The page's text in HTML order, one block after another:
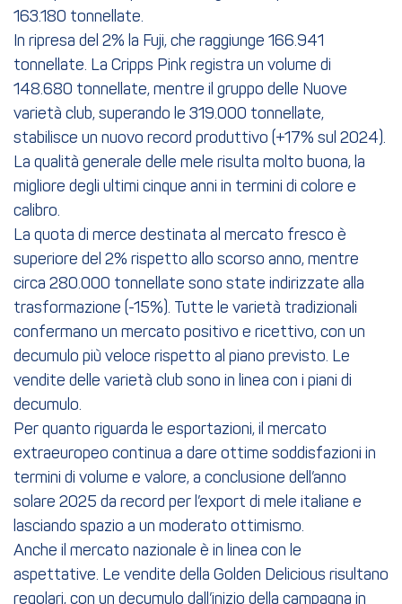
163.180 tonnellate.
In ripresa del 2% la Fuji, che raggiunge 166.941
tonnellate. La Cripps Pink registra un volume di
148.680 tonnellate, mentre il gruppo delle Nuove
varietà club, superando le 319.000 tonnellate,
stabilisce un nuovo record produttivo (+17% sul 2024).
La qualità generale delle mele risulta molto buona, la
migliore degli ultimi cinque anni in termini di colore e
calibro.
La quota di merce destinata al mercato fresco è
superiore del 2% rispetto allo scorso anno, mentre
circa 280.000 tonnellate sono state indirizzate alla
trasformazione (-15%). Tutte le varietà tradizionali
confermano un mercato positivo e ricettivo, con un
decumulo più veloce rispetto al piano previsto. Le
vendite delle varietà club sono in linea con i piani di
decumulo.
Per quanto riguarda le esportazioni, il mercato
extraeuropeo continua a dare ottime soddisfazioni in
termini di volume e valore, a conclusione dell’anno
solare 2025 da record per l’export di mele italiane e
lasciando spazio a un moderato ottimismo.
Anche il mercato nazionale è in linea con le
aspettative. Le vendite della Golden Delicious risultano
regolari, con un decumulo dall’inizio della campagna in